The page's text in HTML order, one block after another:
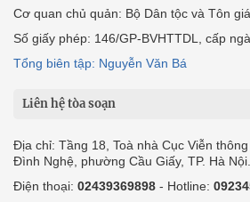
Cơ quan chủ quản: Bộ Dân tộc và Tôn
Số giấy phép: 146/GP-BVHTTDL, cấp
Tổng biên tập: Nguyễn Văn Bá
Liên hệ tòa soạn
Địa chỉ: Tầng 18, Toà nhà Cục Viễn
Đình Nghệ, phường Cầu Giấy, TP. Hà Nội.
Điện thoại: 02439369898 - Hotline: